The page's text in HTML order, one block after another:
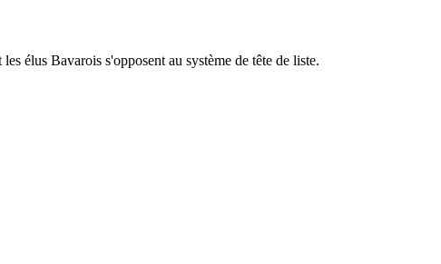
élus Bavarois s'opposent au système de tête de liste.